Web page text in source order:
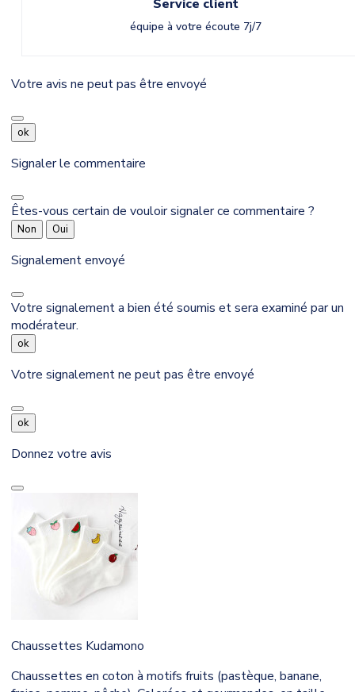
Service client
équipe à votre écoute 7j/7
Votre avis ne peut pas être envoyé
ok
Signaler le commentaire
Êtes-vous certain de vouloir signaler ce commentaire ?
Non Oui
Signalement envoyé
Votre signalement a bien été soumis et sera examiné par un
modérateur.
ok
Votre signalement ne peut pas être envoyé
ok
Donnez votre avis
Chaussettes Kudamono
Chaussettes en coton à motifs fruits (pastèque, banane,